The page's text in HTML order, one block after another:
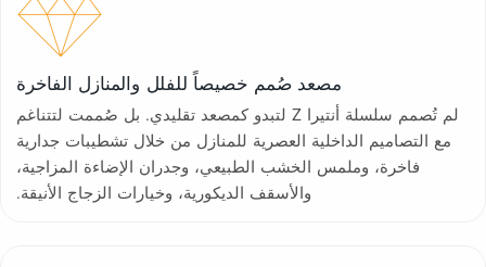
مصعد صُمم خصيصاً للفلل والمنازل الفاخرة
لم تُصمم سلسلة أنتيرا Z لتبدو كمصعد تقليدي. بل صُممت لتتناغم
مع التصاميم الداخلية العصرية للمنازل من خلال تشطيبات جدارية
فاخرة، وملمس الخشب الطبيعي، وجدران الإضاءة المزاجية،
والأسقف الديكورية، وخيارات الزجاج الأنيقة.